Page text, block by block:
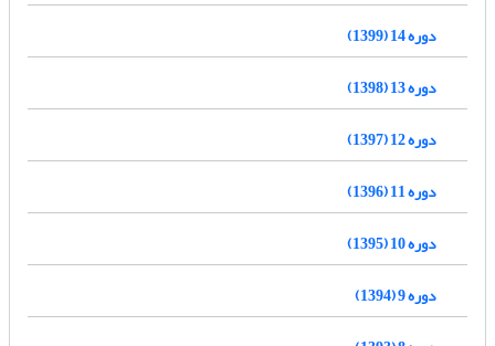
دوره 14 (1399)
دوره 13 (1398)
دوره 12 (1397)
دوره 11 (1396)
دوره 10 (1395)
دوره 9 (1394)